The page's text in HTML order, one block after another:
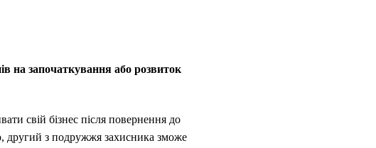
на започаткування або розвиток
свій бізнес після повернення до
другий з подружжя захисника зможе